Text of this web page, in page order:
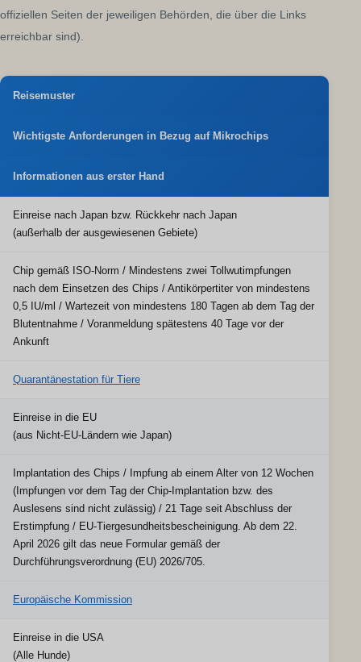
offiziellen Seiten der jeweiligen Behörden, die über die Links
erreichbar sind).
Reisemuster
Wichtigste Anforderungen in Bezug auf Mikrochips
Informationen aus erster Hand
Einreise nach Japan bzw. Rückkehr nach Japan
(außerhalb der ausgewiesenen Gebiete)
Chip gemäß ISO-Norm / Mindestens zwei Tollwutimpfungen
nach dem Einsetzen des Chips / Antikörpertiter von mindestens
0,5 IU/ml / Wartezeit von mindestens 180 Tagen ab dem Tag der
Blutentnahme / Voranmeldung spätestens 40 Tage vor der
Ankunft
Quarantänestation für Tiere
Einreise in die EU
(aus Nicht-EU-Ländern wie Japan)
Implantation des Chips / Impfung ab einem Alter von 12 Wochen
(Impfungen vor dem Tag der Chip-Implantation bzw. des
Auslesens sind nicht zulässig) / 21 Tage seit Abschluss der
Erstimpfung / EU-Tiergesundheitsbescheinigung. Ab dem 22.
April 2026 gilt das neue Formular gemäß der
Durchführungsverordnung (EU) 2026/705.
Europäische Kommission
Einreise in die USA
(Alle Hunde)